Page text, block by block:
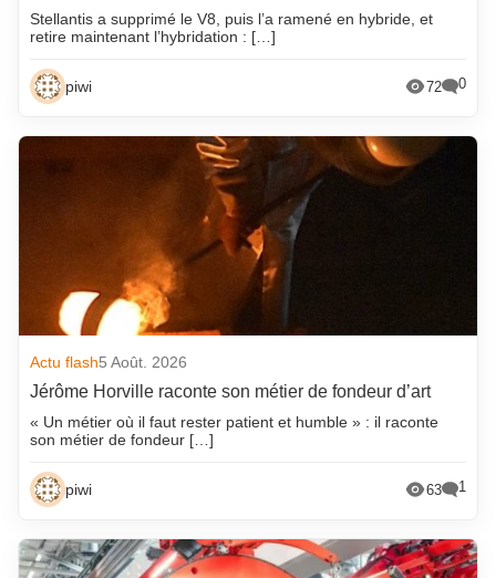
Stellantis a supprimé le V8, puis l’a ramené en hybride, et
retire maintenant l’hybridation : […]
piwi 72 0
Actu flash5 Août. 2026
Jérôme Horville raconte son métier de fondeur d’art
« Un métier où il faut rester patient et humble » : il raconte
son métier de fondeur […]
piwi 63 1